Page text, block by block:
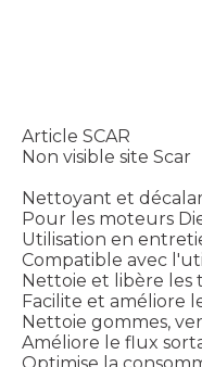
Article SCAR
Non visible site Scar
Nettoyant et
Pour les moteurs
Utilisation en
Compatible avec
Nettoie et libère les
Facilite et améliore
Nettoie gommes,
Améliore le flux